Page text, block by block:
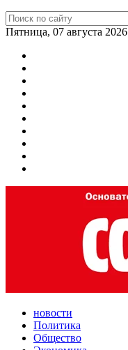
Пятница, 07 августа 2026
новости
Политика
Общество